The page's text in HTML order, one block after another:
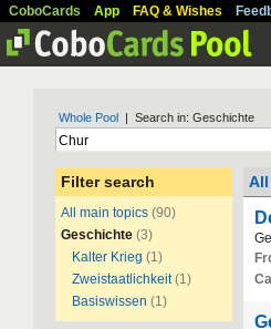
CoboCards App FAQ & Wishes
Whole Pool | Search in: Geschichte
Filter search
All main topics (90)
Geschichte (3)
Kalter Krieg (1)
Zweistaatlichkeit (1)
Basiswissen (1)